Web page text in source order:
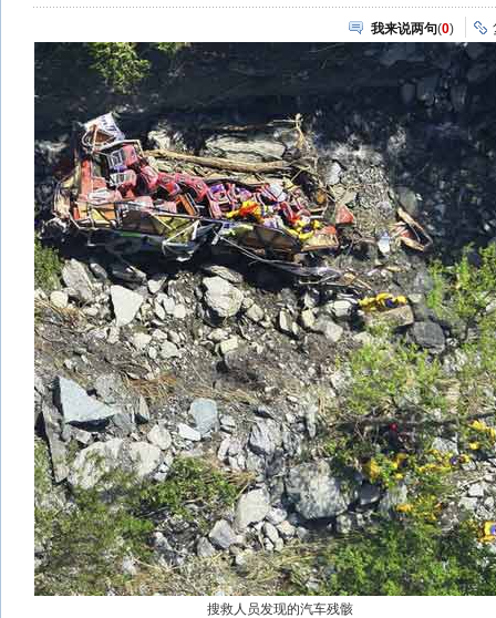
我来说两句(0)
搜救人员发现的汽车残骸